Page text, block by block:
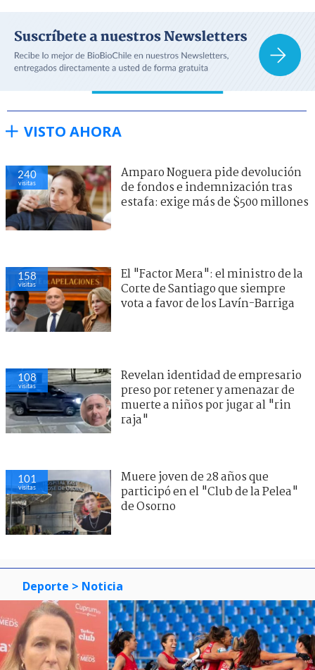
VISTO AHORA
240
visitas
Amparo Noguera pide devolución
de fondos e indemnización tras
estafa: exige más de $500 millones
158
visitas
El "Factor Mera": el ministro de la
Corte de Santiago que siempre
vota a favor de los Lavín-Barriga
108
visitas
Revelan identidad de empresario
preso por retener y amenazar de
muerte a niños por jugar al "rin
raja"
101
visitas
Muere joven de 28 años que
participó en el "Club de la Pelea"
de Osorno
Deporte > Noticia